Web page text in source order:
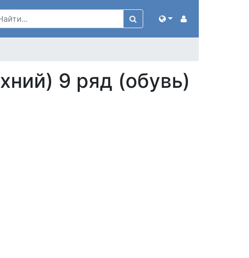
9 ряд (обувь)